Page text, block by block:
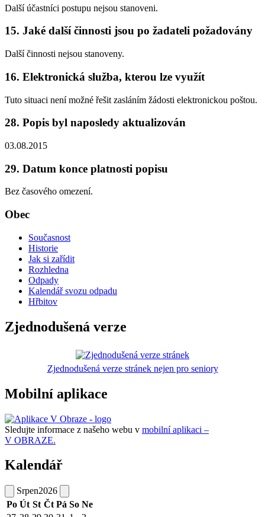
Další účastníci postupu nejsou stanoveni.
15. Jaké další činnosti jsou po žadateli požadovány
Další činnosti nejsou stanoveny.
16. Elektronická služba, kterou lze využít
Tuto situaci není možné řešit zasláním žádosti elektronickou poštou.
28. Popis byl naposledy aktualizován
03.08.2015
29. Datum konce platnosti popisu
Bez časového omezení.
Obec
Současnost
Historie
Jak si zařídit
Rozhledna
Odpady
Kalendář svozu odpadu
Hřbitov
Zjednodušená verze
Zjednodušená verze stránek nejen pro seniory
Mobilní aplikace
Sledujte informace z našeho webu v mobilní aplikaci –
V OBRAZE.
Kalendář
Srpen2026
Po Út St Čt Pá So Ne